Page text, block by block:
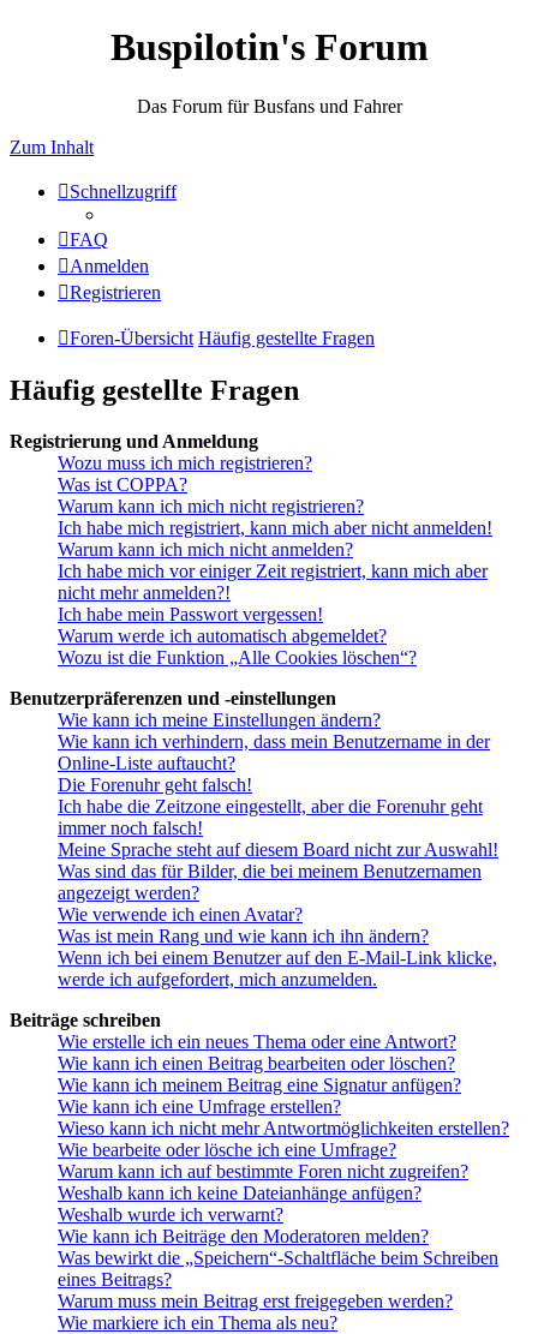
Buspilotin's Forum
Das Forum für Busfans und Fahrer
Zum Inhalt
Schnellzugriff
FAQ
Anmelden
Registrieren
Foren-Übersicht Häufig gestellte Fragen
Häufig gestellte Fragen
Registrierung und Anmeldung
Wozu muss ich mich registrieren?
Was ist COPPA?
Warum kann ich mich nicht registrieren?
Ich habe mich registriert, kann mich aber nicht anmelden!
Warum kann ich mich nicht anmelden?
Ich habe mich vor einiger Zeit registriert, kann mich aber
nicht mehr anmelden?!
Ich habe mein Passwort vergessen!
Warum werde ich automatisch abgemeldet?
Wozu ist die Funktion „Alle Cookies löschen“?
Benutzerpräferenzen und -einstellungen
Wie kann ich meine Einstellungen ändern?
Wie kann ich verhindern, dass mein Benutzername in der
Online-Liste auftaucht?
Die Forenuhr geht falsch!
Ich habe die Zeitzone eingestellt, aber die Forenuhr geht
immer noch falsch!
Meine Sprache steht auf diesem Board nicht zur Auswahl!
Was sind das für Bilder, die bei meinem Benutzernamen
angezeigt werden?
Wie verwende ich einen Avatar?
Was ist mein Rang und wie kann ich ihn ändern?
Wenn ich bei einem Benutzer auf den E-Mail-Link klicke,
werde ich aufgefordert, mich anzumelden.
Beiträge schreiben
Wie erstelle ich ein neues Thema oder eine Antwort?
Wie kann ich einen Beitrag bearbeiten oder löschen?
Wie kann ich meinem Beitrag eine Signatur anfügen?
Wie kann ich eine Umfrage erstellen?
Wieso kann ich nicht mehr Antwortmöglichkeiten erstellen?
Wie bearbeite oder lösche ich eine Umfrage?
Warum kann ich auf bestimmte Foren nicht zugreifen?
Weshalb kann ich keine Dateianhänge anfügen?
Weshalb wurde ich verwarnt?
Wie kann ich Beiträge den Moderatoren melden?
Was bewirkt die „Speichern“-Schaltfläche beim Schreiben
eines Beitrags?
Warum muss mein Beitrag erst freigegeben werden?
Wie markiere ich ein Thema als neu?